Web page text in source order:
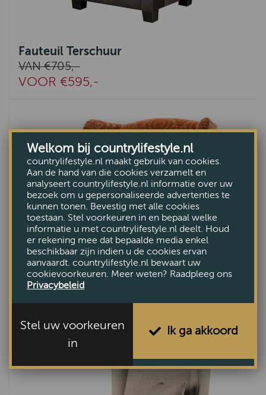
Fauteuil Terschuur
VAN €705,-
VOOR €595,-
Welkom bij countrylifestyle.nl
countrylifestyle.nl maakt gebruik van cookies.
Aan de hand van die cookies verzamelt en
analyseert countrylifestyle.nl informatie over uw
bezoek om u gepersonaliseerde advertenties te
kunnen tonen. Bevestig met alle cookies
toestaan. Stel voorkeuren in en bepaal welke
informatie u met countrylifestyle.nl deelt. Houd
er rekening mee dat bepaalde media enkel
beschikbaar zijn indien u de cookies ervan
aanvaardt. countrylifestyle.nl bewaart uw
cookievoorkeuren. Meer weten? Raadpleeg ons
Privacybeleid
Stel uw voorkeuren
in
Ik ga akkoord